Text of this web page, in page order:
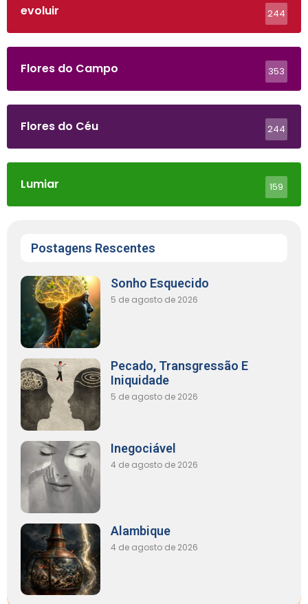
evoluir 244
Flores do Campo 353
Flores do Céu 244
Lumiar 159
Postagens Rescentes
Sonho Esquecido
5 de agosto de 2026
Pecado, Transgressão E
Iniquidade
5 de agosto de 2026
Inegociável
4 de agosto de 2026
Alambique
4 de agosto de 2026